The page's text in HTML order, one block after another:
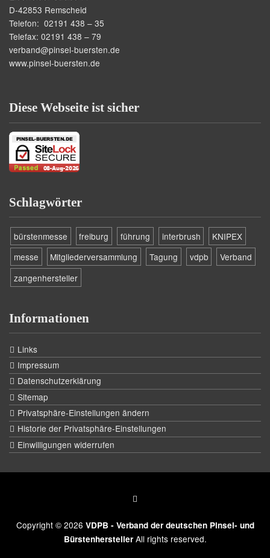
D-42853 Remscheid
Telefon: 02191 438 – 35
Telefax: 02191 438 – 79
verband@pinsel-buersten.de
www.pinsel-buersten.de
Diese Webseite ist sicher
Schlagwörter
bürstenmesse freiburg führung interbrush
KNIPEX
messe
Mitgliederversammlung Tagung vdpb
Verband
zangenhersteller
Informationen
Links
Impressum
Datenschutzerklärung
Sitemap
Privatsphäre-Einstellungen ändern
Historie der Privatsphäre-Einstellungen
Einwilligungen widerrufen
Copyright © 2026 VDPB - Verband der deutschen Pinsel- und
BürstenherstellerAll rights reserved.